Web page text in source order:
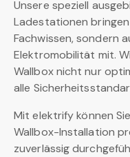
Unsere speziell
Ladestationen
Fachwissen, sondern
Elektromobilität mit.
Wallbox nicht nur
alle
Mit elektrify können
Wallbox-Installation
zuverlässig